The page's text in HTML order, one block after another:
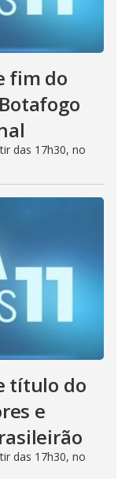
fim do
das 17h30, no
título do
e
das 17h30, no